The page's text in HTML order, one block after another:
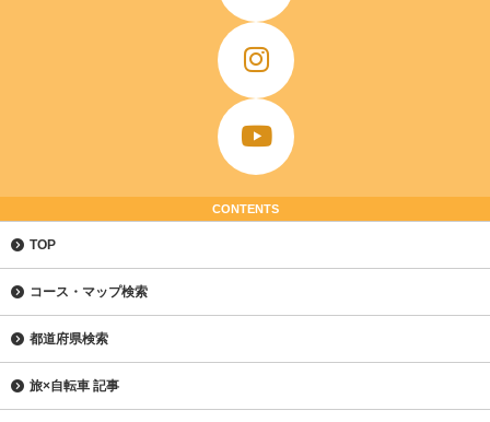
CONTENTS
TOP
コース・マップ検索
都道府県検索
旅×自転車 記事